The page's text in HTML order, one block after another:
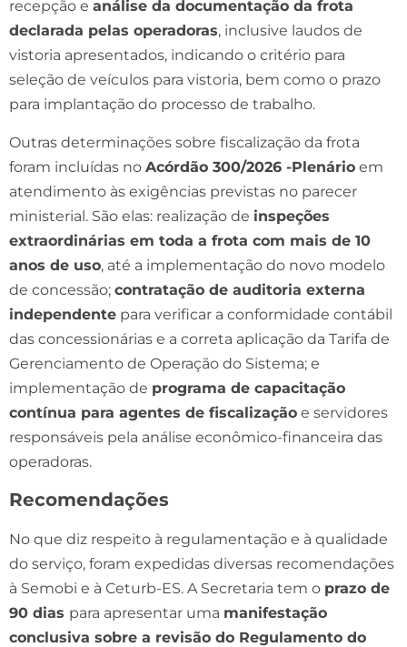
recepção e análise da documentação da frota
declarada pelas operadoras, inclusive laudos de
vistoria apresentados, indicando o critério para
seleção de veículos para vistoria, bem como o prazo
para implantação do processo de trabalho.
Outras determinações sobre fiscalização da frota
foram incluídas no Acórdão 300/2026 -Plenário em
atendimento às exigências previstas no parecer
ministerial. São elas: realização de inspeções
extraordinárias em toda a frota com mais de 10
anos de uso, até a implementação do novo modelo
de concessão; contratação de auditoria externa
independente para verificar a conformidade contábil
das concessionárias e a correta aplicação da Tarifa de
Gerenciamento de Operação do Sistema; e
implementação de programa de capacitação
contínua para agentes de fiscalização e servidores
responsáveis pela análise econômico-financeira das
operadoras.
Recomendações
No que diz respeito à regulamentação e à qualidade
do serviço, foram expedidas diversas recomendações
à Semobi e à Ceturb-ES. A Secretaria tem o prazo de
90 dias para apresentar uma manifestação
conclusiva sobre a revisão do Regulamento do